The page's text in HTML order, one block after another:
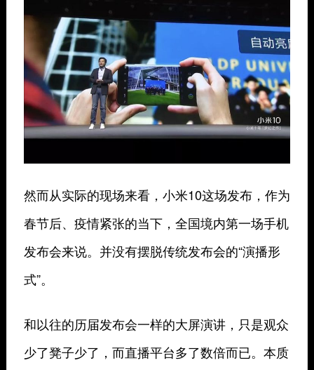
然而从实际的现场来看，小米10这场发布，作为
春节后、疫情紧张的当下，全国境内第一场手机
发布会来说。并没有摆脱传统发布会的“演播形
式”。
和以往的历届发布会一样的大屏演讲，只是观众
少了凳子少了，而直播平台多了数倍而已。本质